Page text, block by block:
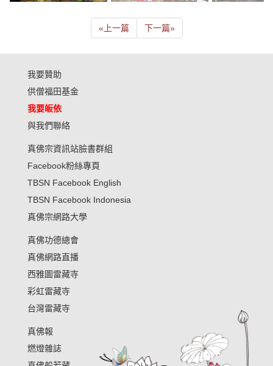
« 上一篇 下一篇»
我要贊助
供僧福田基金
我要皈依
與我們聯絡
真佛宗資訊站臉書群組
Facebook粉絲專頁
TBSN Facebook English
TBSN Facebook Indonesia
真佛宗網路大學
真佛功德總會
真佛網路直播
西雅圖雷藏寺
彩虹雷藏寺
台灣雷藏寺
真佛報
燃燈雜誌